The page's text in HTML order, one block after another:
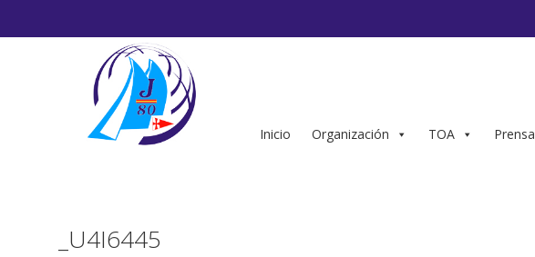
Inicio Organización TOA Prensa
_U4I6445